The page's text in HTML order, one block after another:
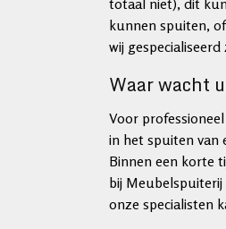
totaal niet), dit
kunnen spuiten,
wij
Waar wacht
Voor
in het spuiten van
Binnen een korte
bij Meubelspuiterij
onze specialisten